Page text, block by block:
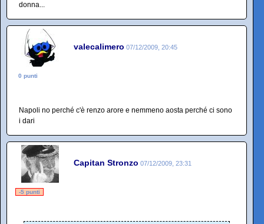
donna...
valecalimero 07/12/2009, 20:45
0 punti
Napoli no perché c'è renzo arore e nemmeno aosta perché ci sono
i dari
Capitan Stronzo 07/12/2009, 23:31
-5 punti